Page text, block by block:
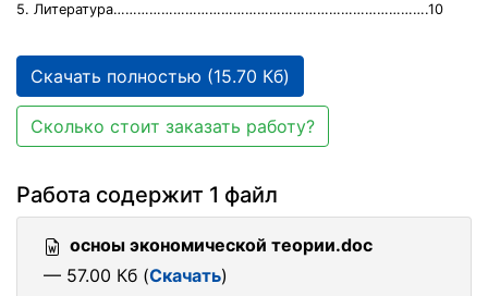
5. Литература…………………………………………………………………….10
Скачать полностью (15.70 Кб)
Сколько стоит заказать работу?
Работа содержит 1 файл
осноы экономической теории.doc
— 57.00 Кб (Скачать)